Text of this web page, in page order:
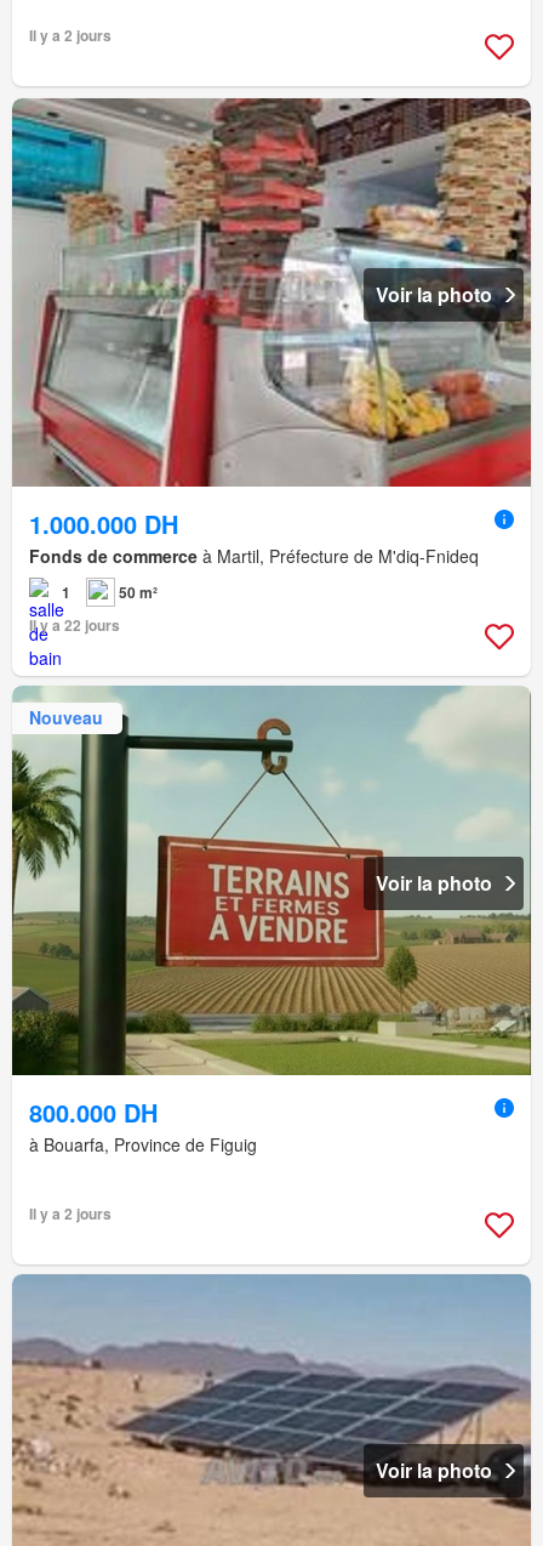
Il y a 2 jours
Voir la photo
1.000.000 DH
Fonds de commerce à Martil, Préfecture de M'diq-Fnideq
1
50 m²
Il y a 22 jours
Nouveau
Voir la photo
800.000 DH
à Bouarfa, Province de Figuig
Il y a 2 jours
Voir la photo